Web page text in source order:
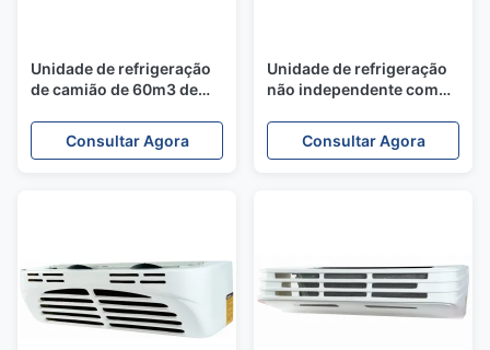
Unidade de refrigeração
de camião de 60m3 de
condensador de fluxo
paralelo e
Consultar Agora
Unidade de refrigeração
não independente com
refrigerante R404A para
camiões refrigerados de
Consultar Agora